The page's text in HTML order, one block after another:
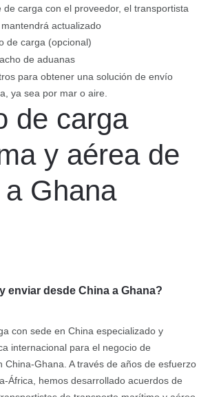
de carga con el proveedor, el transportista
actualizado
de carga (opcional)
de aduanas
para obtener una solución de envío
ya sea por mar o aire.
enviar desde China a Ghana?
con sede en China especializado y
internacional para el negocio de
China-Ghana. A través de años de esfuerzo
África, hemos desarrollado acuerdos de